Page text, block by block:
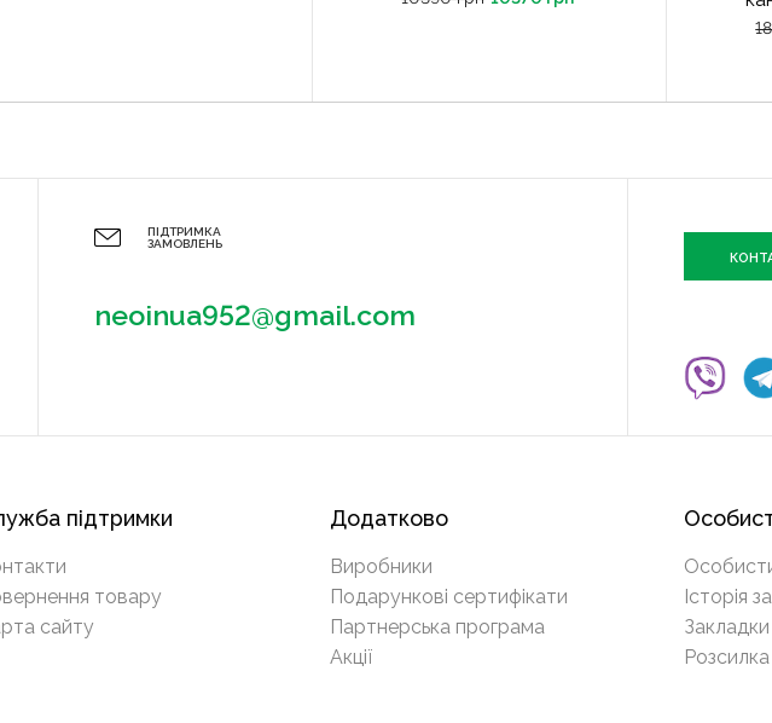
ПІДТРИМКА
ЗАМОВЛЕНЬ
neoinua952@gmail.com
підтримки
товару
сайту
Додатково
Виробники
Подарункові сертифікати
Партнерська програма
Акції
Історія
Закладки
Розсилка